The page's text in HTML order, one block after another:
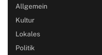
Allgemein
Kultur
Lokales
Politik